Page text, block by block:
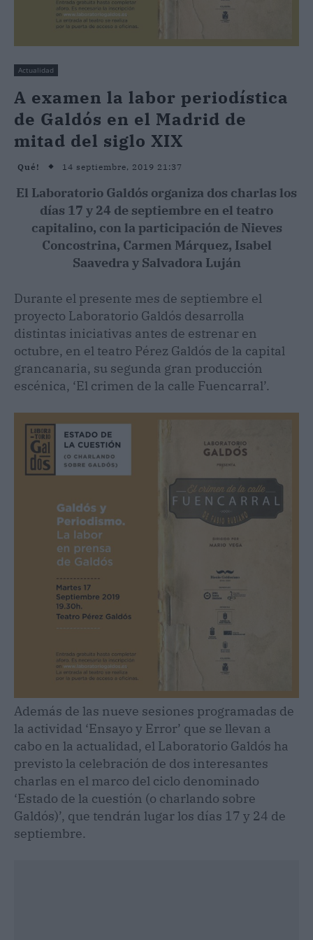
Actualidad
A examen la labor periodística
de Galdós en el Madrid de
mitad del siglo XIX
Qué! 14 septiembre, 2019 21:37
El Laboratorio Galdós organiza dos charlas los
días 17 y 24 de septiembre en el teatro
capitalino, con la participación de Nieves
Concostrina, Carmen Márquez, Isabel
Saavedra y Salvadora Luján
Durante el presente mes de septiembre el
proyecto Laboratorio Galdós desarrolla
distintas iniciativas antes de estrenar en
octubre, en el teatro Pérez Galdós de la capital
grancanaria, su segunda gran producción
escénica, ‘El crimen de la calle Fuencarral’.
Además de las nueve sesiones programadas de
la actividad ‘Ensayo y Error’ que se llevan a
cabo en la actualidad, el Laboratorio Galdós ha
previsto la celebración de dos interesantes
charlas en el marco del ciclo denominado
‘Estado de la cuestión (o charlando sobre
Galdós)’, que tendrán lugar los días 17 y 24 de
septiembre.